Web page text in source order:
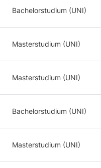
Bachelorstudium (UNI)
Masterstudium (UNI)
Masterstudium (UNI)
Bachelorstudium (UNI)
Masterstudium (UNI)